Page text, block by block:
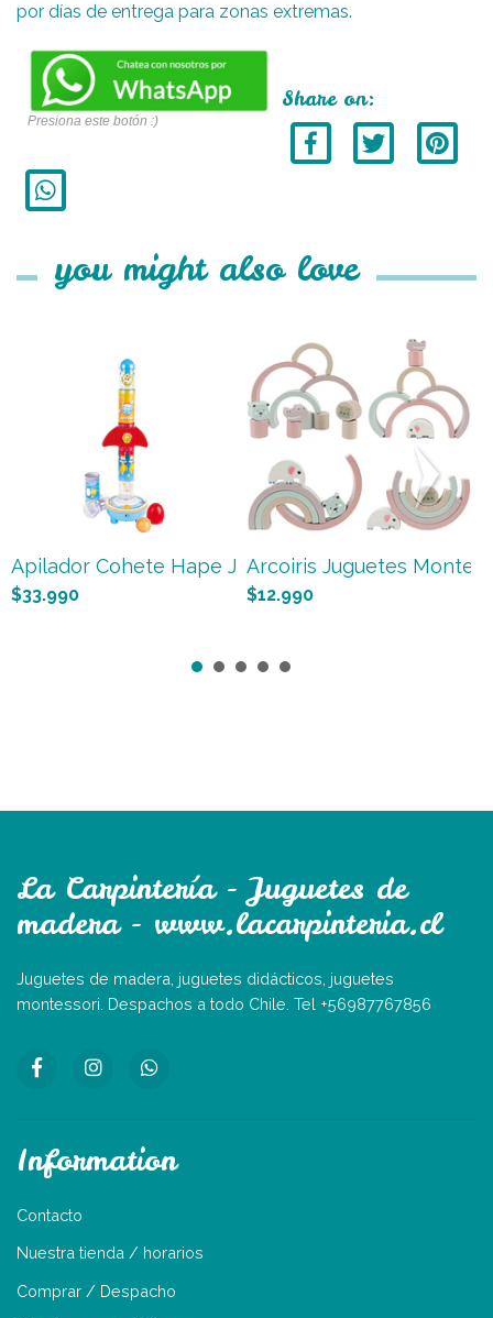
por días de entrega para zonas extremas.
Presiona este botón :)
Share on:
you might also love
Apilador Cohete Hape Juguet...
$33.990
Arcoiris Juguetes
$12.990
La Carpintería - Juguetes de
madera - www.lacarpinteria.cl
Juguetes de madera, juguetes didácticos, juguetes
montessori. Despachos a todo Chile. Tel +56987767856
Information
Contacto
Nuestra tienda / horarios
Comprar / Despacho